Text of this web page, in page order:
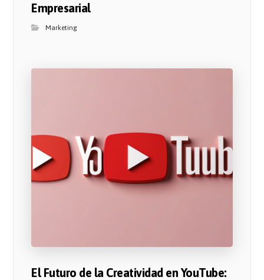
Empresarial
Marketing
El Futuro de la Creatividad en YouTube: